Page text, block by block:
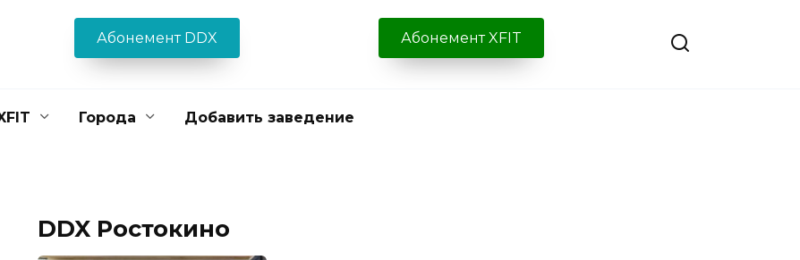
Абонемент DDX Абонемент XFIT
Города Добавить заведение
DDX Ростокино